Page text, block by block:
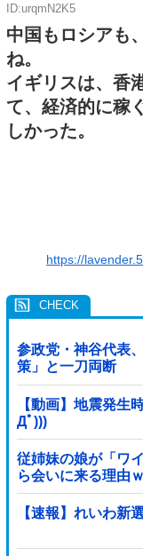
ID:urqmN2K5
中国もロシアも
ね。
イギリスは、香
て、経済的に稼
しかった。
https://
参政党・神谷代表
策」と一刀両断
【動画】地震発生
Дﾟ)))
従姉妹の娘が「ワ
ら会いに来る理由
【速報】れいわ新